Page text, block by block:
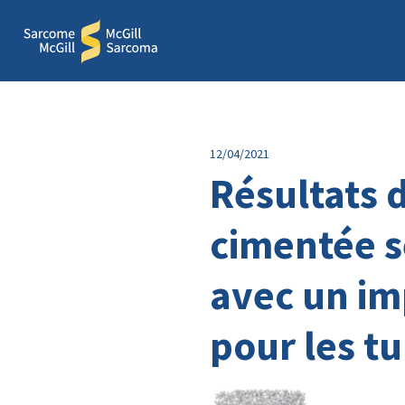
12/04/2021
Résultats
cimentée
avec un
pour les